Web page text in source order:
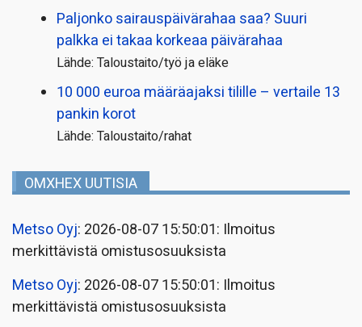
Paljonko sairauspäivä­rahaa saa? Suuri
palkka ei takaa korkeaa päivärahaa
Lähde: Taloustaito/työ ja eläke
10 000 euroa määräajaksi tilille – vertaile 13
pankin korot
Lähde: Taloustaito/rahat
OMXHEX UUTISIA
Metso Oyj: 2026-08-07 15:50:01: Ilmoitus
merkittävistä omistusosuuksista
Metso Oyj: 2026-08-07 15:50:01: Ilmoitus
merkittävistä omistusosuuksista